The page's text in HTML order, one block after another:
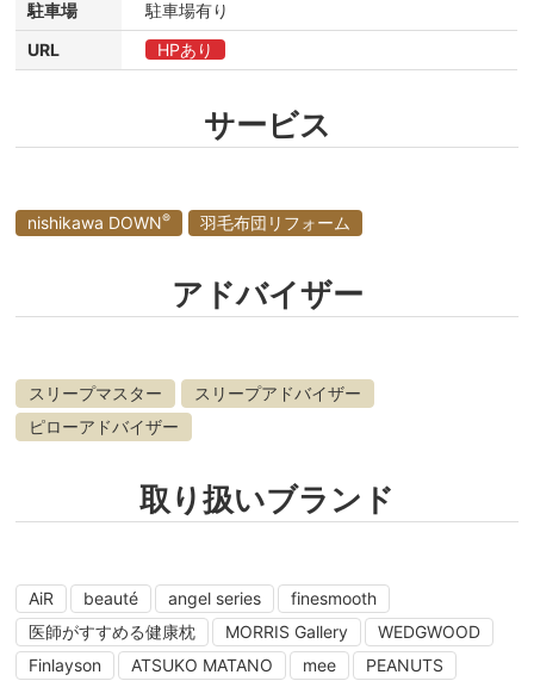
駐車場
駐車場有り
URL
HPあり
サービス
nishikawa DOWN® 羽毛布団リフォーム
アドバイザー
スリープマスター
スリープアドバイザー
ピローアドバイザー
取り扱いブランド
AiR beauté angel series
finesmooth
医師がすすめる健康枕
MORRIS Gallery
WEDGWOOD
Finlayson
ATSUKO MATANO mee PEANUTS